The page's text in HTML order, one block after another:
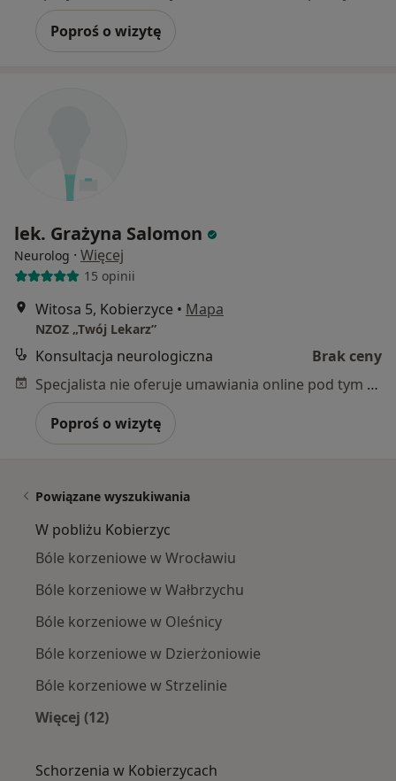
Poproś o wizytę
lek. Grażyna Salomon
Neurolog · Więcej
15 opinii
Witosa 5, Kobierzyce • Mapa
NZOZ „Twój Lekarz”
Konsultacja neurologiczna
Brak ceny
Specjalista nie oferuje umawiania online pod tym adresem.
Poproś o wizytę
Powiązane wyszukiwania
W pobliżu Kobierzyc
Bóle korzeniowe w Wrocławiu
Bóle korzeniowe w Wałbrzychu
Bóle korzeniowe w Oleśnicy
Bóle korzeniowe w Dzierżoniowie
Bóle korzeniowe w Strzelinie
Więcej (12)
Schorzenia w Kobierzycach